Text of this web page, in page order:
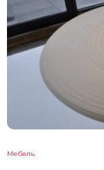
Мебель